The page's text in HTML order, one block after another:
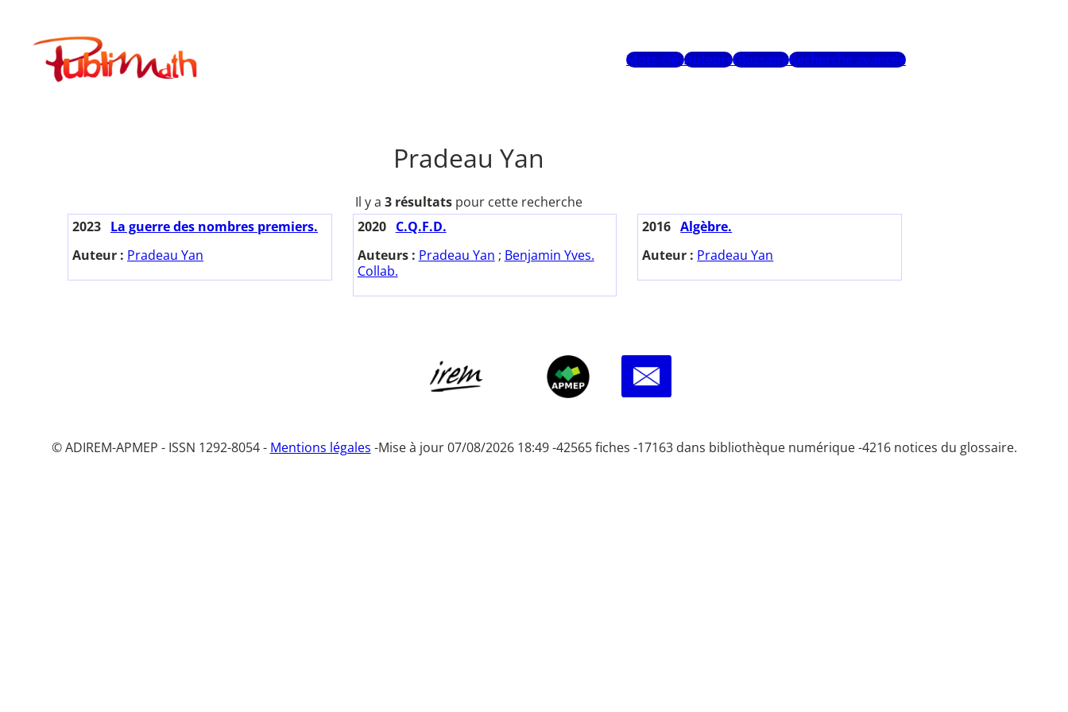
contenuPublimath
Mots-clésAuteursGlossaireRecherche avancée
Pradeau Yan
Il y a 3 résultats pour cette recherche
2023 La guerre des nombres premiers.
Auteur : Pradeau Yan
2020
C.Q.F.D.
Auteurs : Pradeau Yan ; Benjamin Yves.
Collab.
2016 Algèbre.
Auteur : Pradeau Yan
© ADIREM-APMEP - ISSN 1292-8054 - Mentions légales -Mise à jour 07/08/2026 18:49 -42565 fiches -17163 dans bibliothèque numérique -4216 notices du glossaire.